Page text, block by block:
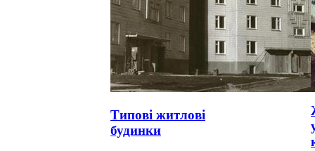
Типові житлові
будинки